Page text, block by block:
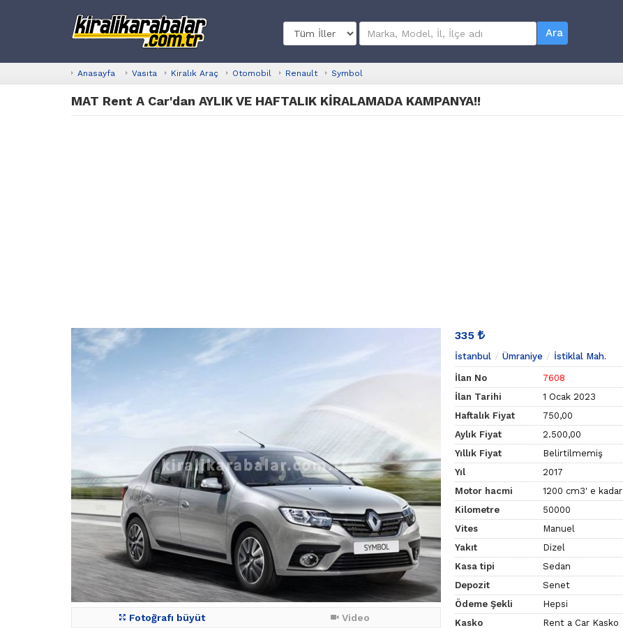
Ara
Anasayfa Vasıta Kiralık Araç Otomobil Renault Symbol
MAT Rent A Car'dan AYLIK VE HAFTALIK KİRALAMADA KAMPANYA!!
Fotoğrafı büyüt Video
335
İstanbul Ümraniye İstiklal Mah.
İlan No
7608
İlan Tarihi
1 Ocak 2023
Haftalık Fiyat
750,00
Aylık Fiyat
2.500,00
Yıllık Fiyat
Belirtilmemiş
Yıl
2017
Motor hacmi
1200 cm3' e kadar
Kilometre
50000
Vites
Manuel
Yakıt
Dizel
Kasa tipi
Sedan
Depozit
Senet
Ödeme Şekli
Hepsi
Kasko
Rent a Car Kasko